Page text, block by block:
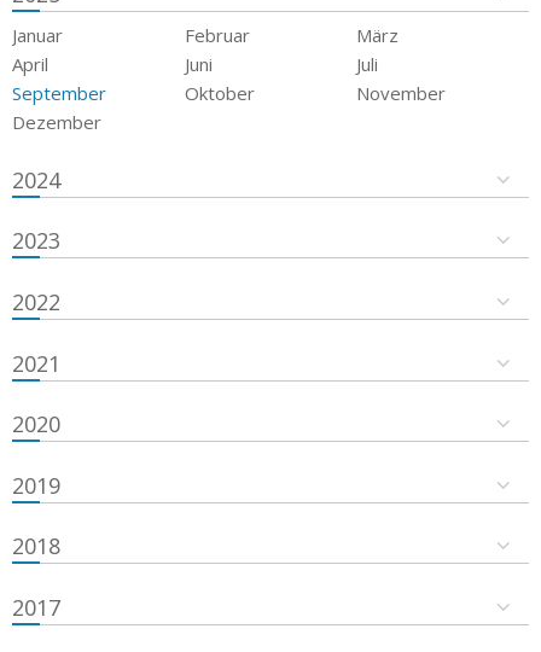
Januar Februar
März
April
Juni
Juli
September
Oktober
November
Dezember
2024
2023
2022
2021
2020
2019
2018
2017